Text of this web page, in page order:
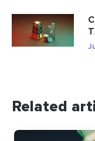
Related